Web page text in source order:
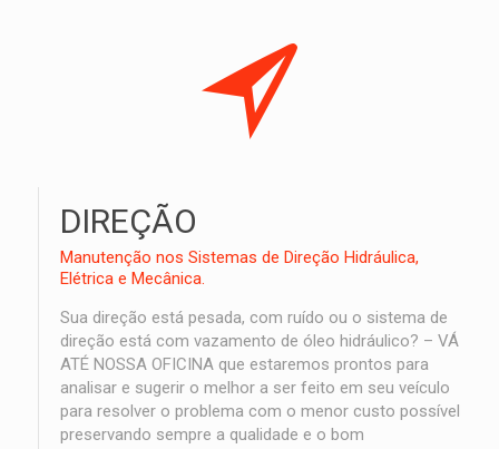
DIREÇÃO
Manutenção nos Sistemas de Direção Hidráulica,
Elétrica e Mecânica.
Sua direção está pesada, com ruído ou o sistema de
direção está com vazamento de óleo hidráulico? – VÁ
ATÉ NOSSA OFICINA que estaremos prontos para
analisar e sugerir o melhor a ser feito em seu veículo
para resolver o problema com o menor custo possível
preservando sempre a qualidade e o bom